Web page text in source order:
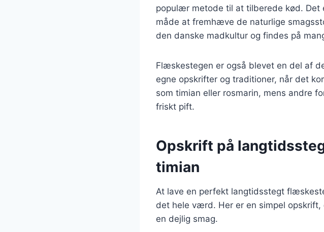
populær metode til at tilberede kød. Det
måde at fremhæve de naturlige
den danske madkultur og findes på
Flæskestegen er også blevet en del af
egne opskrifter og traditioner, når det
som timian eller rosmarin, mens andre
friskt pift.
Opskrift på
timian
At lave en perfekt langtidsstegt
det hele værd. Her er en simpel
en dejlig smag.